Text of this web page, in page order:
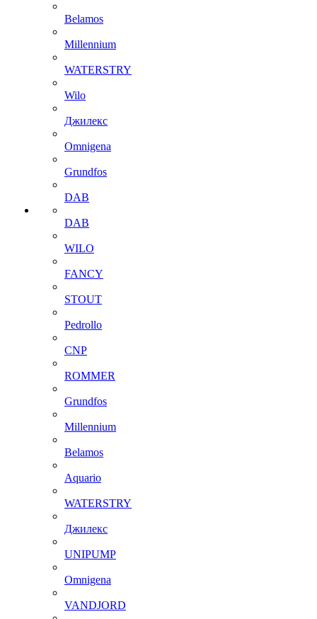
Belamos
Millennium
WATERSTRY
Wilo
Джилекс
Omnigena
Grundfos
DAB
DAB
WILO
FANCY
STOUT
Pedrollo
CNP
ROMMER
Grundfos
Millennium
Belamos
Aquario
WATERSTRY
Джилекс
UNIPUMP
Omnigena
VANDJORD